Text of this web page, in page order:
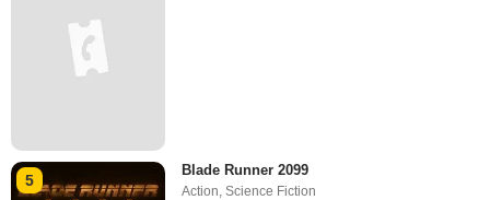
5
Blade Runner 2099
Action,Science Fiction